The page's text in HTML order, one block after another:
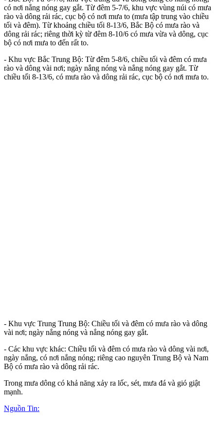
có nơi nắng nóng gay gắt. Từ đêm 5-7/6, khu vực vùng núi có mưa
rào và dông rải rác, cục bộ có nơi mưa to (mưa tập trung vào chiều
tối và đêm). Từ khoảng chiều tối 8-13/6, Bắc Bộ có mưa rào và
dông rải rác; riêng thời kỳ từ đêm 8-10/6 có mưa vừa và dông, cục
bộ có nơi mưa to đến rất to.
- Khu vực Bắc Trung Bộ: Từ đêm 5-8/6, chiều tối và đêm có mưa
rào và dông vài nơi; ngày nắng nóng và nắng nóng gay gắt. Từ
chiều tối 8-13/6, có mưa rào và dông rải rác, cục bộ có nơi mưa to.
- Khu vực Trung Trung Bộ: Chiều tối và đêm có mưa rào và dông
vài nơi; ngày nắng nóng và nắng nóng gay gắt.
- Các khu vực khác: Chiều tối và đêm có mưa rào và dông vài nơi,
ngày nắng, có nơi nắng nóng; riêng cao nguyên Trung Bộ và Nam
Bộ có mưa rào và dông rải rác.
Trong mưa dông có khả năng xảy ra lốc, sét, mưa đá và gió giật
mạnh.
Nguồn Tin: